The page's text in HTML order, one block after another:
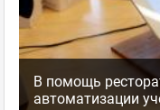
В помощь
автоматизации